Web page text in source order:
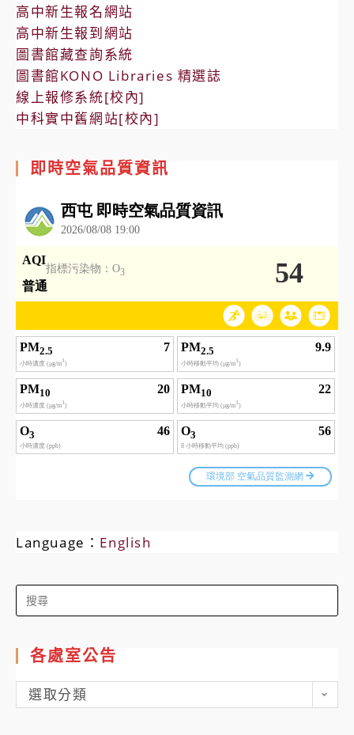
高中新生報名網站
高中新生報到網站
圖書館藏查詢系統
圖書館KONO Libraries 精選誌
線上報修系統[校內]
中科實中舊網站[校內]
即時空氣品質資訊
Language： English
Search
for:
各處室公告
各
處
選取分類